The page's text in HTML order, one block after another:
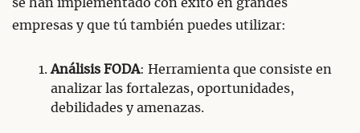
se han implementado con éxito en grandes
empresas y que tú también puedes utilizar:
Análisis FODA: Herramienta que consiste en
analizar las fortalezas, oportunidades,
debilidades y amenazas.